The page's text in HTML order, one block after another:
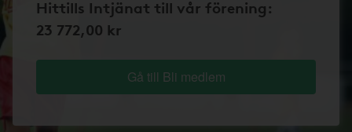
Hittills Intjänat till vår förening:
23 772,00 kr
Gå till Bli medlem